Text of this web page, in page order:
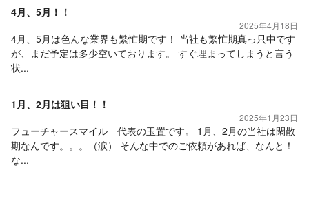
4月、5月！！
2025年4月18日
4月、5月は色んな業界も繁忙期です！ 当社も繁忙期真っ只中です
が、まだ予定は多少空いております。 すぐ埋まってしまうと言う
状...
1月、2月は狙い目！！
2025年1月23日
フューチャースマイル 代表の玉置です。 1月、2月の当社は閑散
期なんです。。。（涙） そんな中でのご依頼があれば、なんと！
な...